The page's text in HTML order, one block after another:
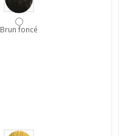
Brun foncé